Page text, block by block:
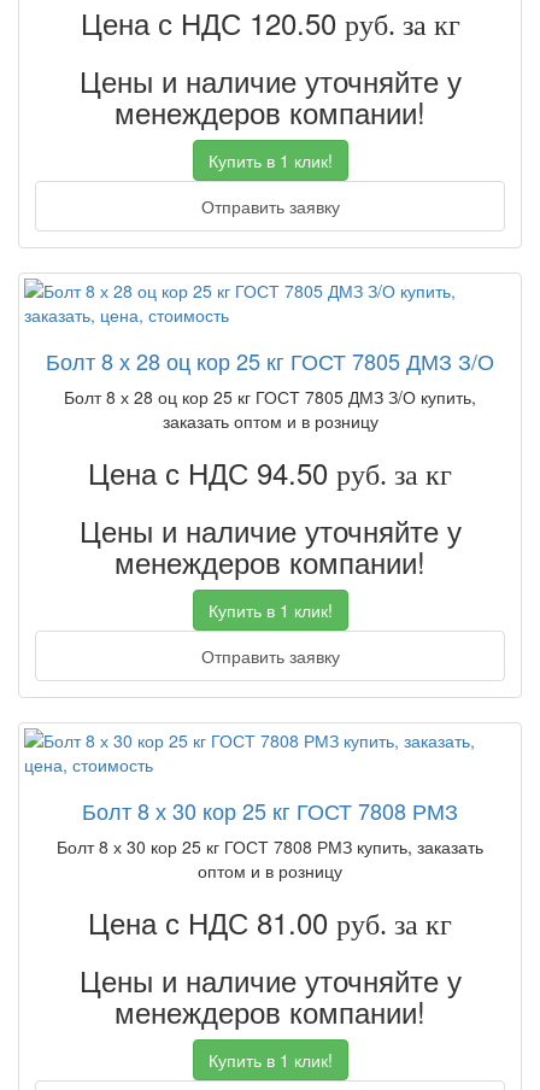
Цена с НДС 120.50 руб. за кг
Цены и наличие уточняйте у
менеждеров компании!
Купить в 1 клик!
Отправить заявку
Болт 8 х 28 оц кор 25 кг ГОСТ 7805 ДМЗ З/О
Болт 8 х 28 оц кор 25 кг ГОСТ 7805 ДМЗ З/О купить,
заказать оптом и в розницу
Цена с НДС 94.50 руб. за кг
Цены и наличие уточняйте у
менеждеров компании!
Купить в 1 клик!
Отправить заявку
Болт 8 х 30 кор 25 кг ГОСТ 7808 РМЗ
Болт 8 х 30 кор 25 кг ГОСТ 7808 РМЗ купить, заказать
оптом и в розницу
Цена с НДС 81.00 руб. за кг
Цены и наличие уточняйте у
менеждеров компании!
Купить в 1 клик!